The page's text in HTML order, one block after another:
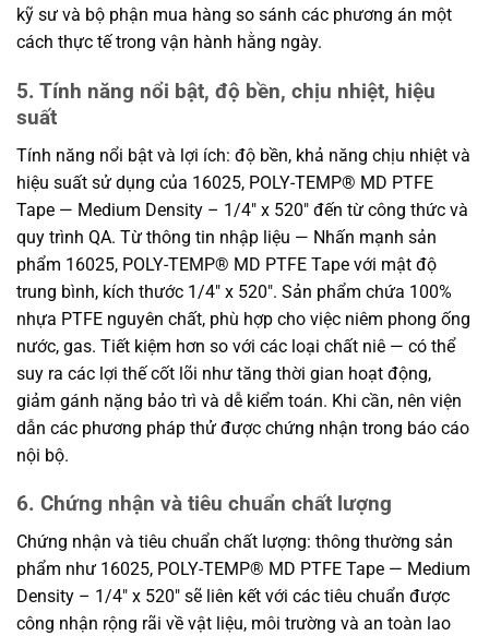
kỹ sư và bộ phận mua hàng so sánh các phương án một
cách thực tế trong vận hành hằng ngày.
5. Tính năng nổi bật, độ bền, chịu nhiệt, hiệu
suất
Tính năng nổi bật và lợi ích: độ bền, khả năng chịu nhiệt và
hiệu suất sử dụng của 16025, POLY-TEMP® MD PTFE
Tape — Medium Density – 1/4″ x 520″ đến từ công thức và
quy trình QA. Từ thông tin nhập liệu — Nhấn mạnh sản
phẩm 16025, POLY-TEMP® MD PTFE Tape với mật độ
trung bình, kích thước 1/4″ x 520″. Sản phẩm chứa 100%
nhựa PTFE nguyên chất, phù hợp cho việc niêm phong ống
nước, gas. Tiết kiệm hơn so với các loại chất niê — có thể
suy ra các lợi thế cốt lõi như tăng thời gian hoạt động,
giảm gánh nặng bảo trì và dễ kiểm toán. Khi cần, nên viện
dẫn các phương pháp thử được chứng nhận trong báo cáo
nội bộ.
6. Chứng nhận và tiêu chuẩn chất lượng
Chứng nhận và tiêu chuẩn chất lượng: thông thường sản
phẩm như 16025, POLY-TEMP® MD PTFE Tape — Medium
Density – 1/4″ x 520″ sẽ liên kết với các tiêu chuẩn được
công nhận rộng rãi về vật liệu, môi trường và an toàn lao